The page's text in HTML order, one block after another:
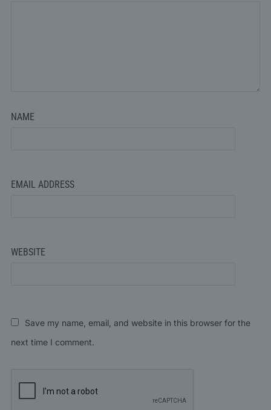
NAME
EMAIL ADDRESS
WEBSITE
Save my name, email, and website in this browser for the
next time I comment.